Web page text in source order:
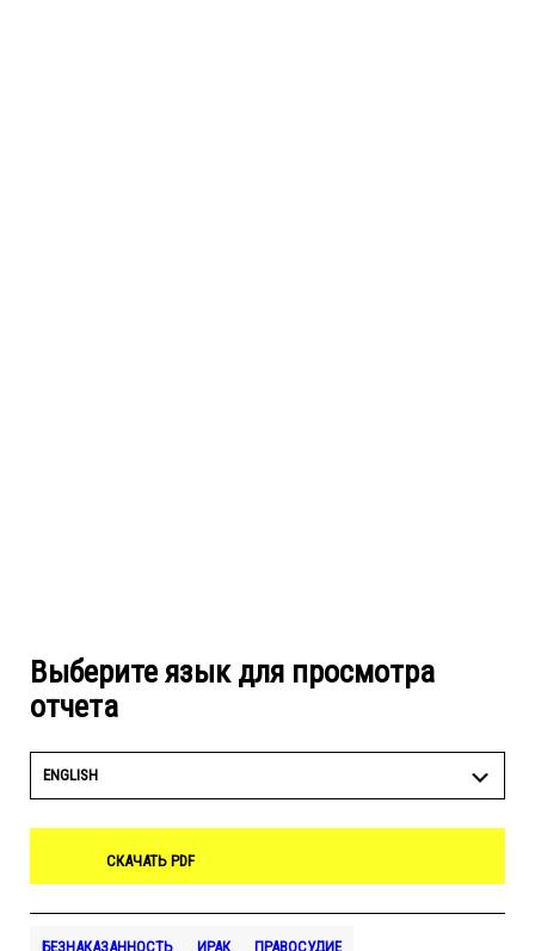
Выберите язык для просмотра
отчета
ENGLISH
СКАЧАТЬ PDF
БЕЗНАКАЗАННОСТЬ ИРАК ПРАВОСУДИЕ